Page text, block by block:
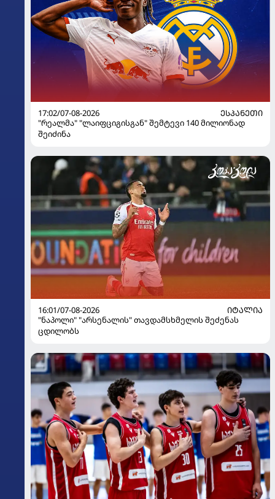
17:02/07-08-2026
ᲔᲡᲞᲐᲜᲔᲗᲘ
"რეალმა" "ლაიფციგისგან" შემტევი 140 მილიონად
შეიძინა
16:01/07-08-2026
ᲘᲢᲐᲚᲘᲐ
"ნაპოლი" "არსენალის" თავდამსხმელის შეძენას
ცდილობს